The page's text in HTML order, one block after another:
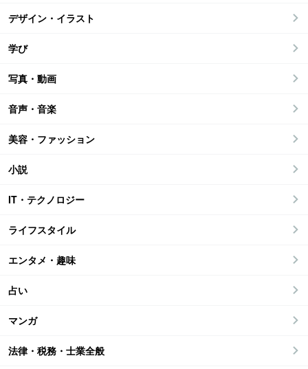
デザイン・イラスト
学び
写真・動画
音声・音楽
美容・ファッション
小説
IT・テクノロジー
ライフスタイル
エンタメ・趣味
占い
マンガ
法律・税務・士業全般